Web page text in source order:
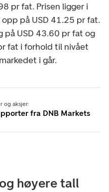
pr fat. Prisen ligger i
på USD 41.25 pr fat.
på USD 43.60 pr fat og
fat i forhold til nivået
i går.
og aksjer:
fra DNB Markets
høyere tall